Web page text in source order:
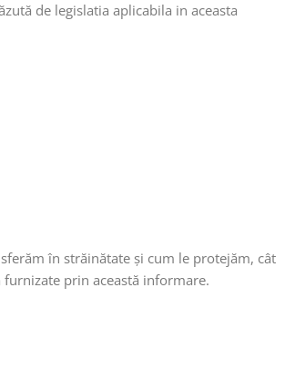
de legislatia aplicabila in aceasta
în străinătate și cum le protejăm, cât
prin această informare.